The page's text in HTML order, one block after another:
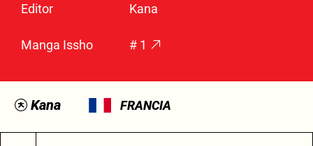
Editor Kana
Manga Issho # 1
Kana FRANCIA